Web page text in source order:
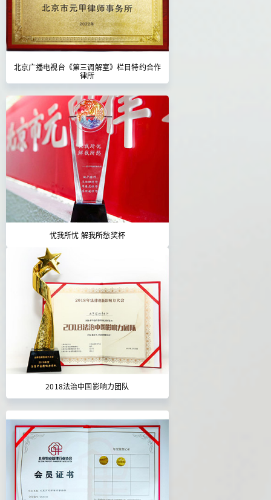
北京广播电视台《第三调解室》栏目特约合作
律所
忧我所忧 解我所愁奖杯
2018法治中国影响力团队